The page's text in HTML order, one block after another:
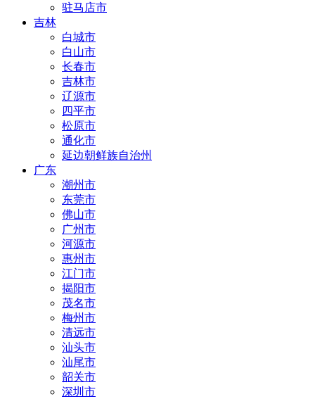
驻马店市
吉林
白城市
白山市
长春市
吉林市
辽源市
四平市
松原市
通化市
延边朝鲜族自治州
广东
潮州市
东莞市
佛山市
广州市
河源市
惠州市
江门市
揭阳市
茂名市
梅州市
清远市
汕头市
汕尾市
韶关市
深圳市